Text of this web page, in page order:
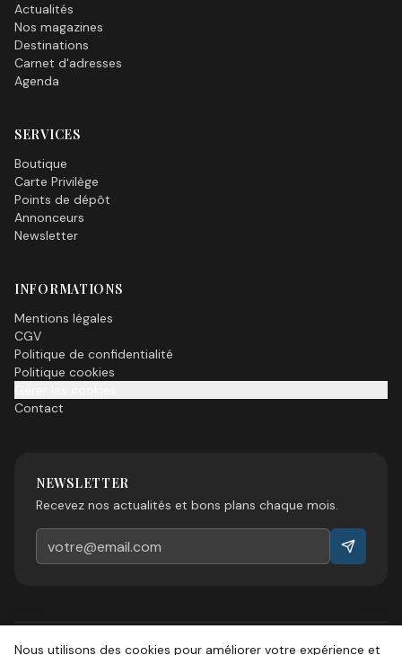
Actualités
Nos magazines
Destinations
Carnet d'adresses
Agenda
SERVICES
Boutique
Carte Privilège
Points de dépôt
Annonceurs
Newsletter
INFORMATIONS
Mentions légales
CGV
Politique de confidentialité
Politique cookies
Contact
NEWSLETTER
Recevez nos actualités et bons plans chaque mois.
Nous utilisons des cookies pour améliorer votre expérience et